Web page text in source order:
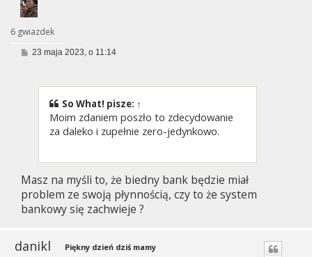
6 gwiazdek
P23 maja 2023, o 11:14
So What! pisze: ↑
Moim zdaniem poszło to zdecydowanie
za daleko i zupełnie zero-jedynkowo.
Masz na myśli to, że biedny bank będzie miał
problem ze swoją płynnością, czy to że system
bankowy się zachwieje ?
danikl Piękny dzień dziś mamy